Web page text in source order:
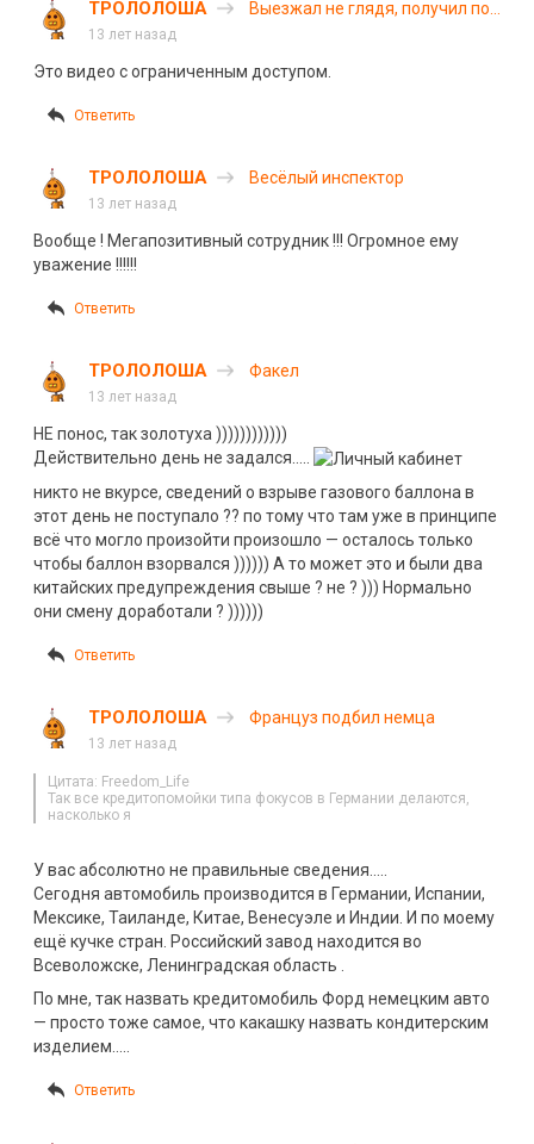
ТРОЛОЛОША
Выезжал не глядя, получил под
13 лет назад
Это видео c ограниченным доступом.
Ответить
ТРОЛОЛОША Весёлый инспектор
13 лет назад
Вообще ! Мегапозитивный сотрудник !!! Огромное ему
уважение !!!!!!
Ответить
ТРОЛОЛОША Факел
13 лет назад
НЕ понос, так золотуха ))))))))))))
Действительно день не задался…..
никто не вкурсе, сведений о взрыве газового баллона в
этот день не поступало ?? по тому что там уже в принципе
всё что могло произойти произошло — осталось только
чтобы баллон взорвался )))))) А то может это и были два
китайских предупреждения свыше ? не ? ))) Нормально
они смену доработали ? ))))))
Ответить
ТРОЛОЛОША Француз подбил немца
13 лет назад
Цитата: Freedom_Life
Так все кредитопомойки типа фокусов в Германии делаются,
насколько я
У вас абсолютно не правильные сведения…..
Сегодня автомобиль производится в Германии, Испании,
Мексике, Таиланде, Китае, Венесуэле и Индии. И по моему
ещё кучке стран. Российский завод находится во
Всеволожске, Ленинградская область .
По мне, так назвать кредитомобиль Форд немецким авто
— просто тоже самое, что какашку назвать кондитерским
изделием…..
Ответить